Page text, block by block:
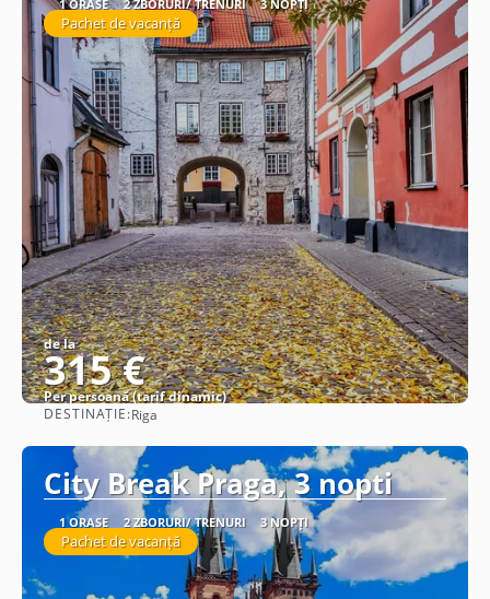
1 ORAȘE 2 ZBORURI/ TRENURI 3 NOPȚI
Pachet de vacanță
de la
315 €
Per persoană (tarif dinamic)
DESTINAȚIE:Riga
City Break Praga, 3 nopti
1 ORAȘE 2 ZBORURI/ TRENURI 3 NOPȚI
Pachet de vacanță